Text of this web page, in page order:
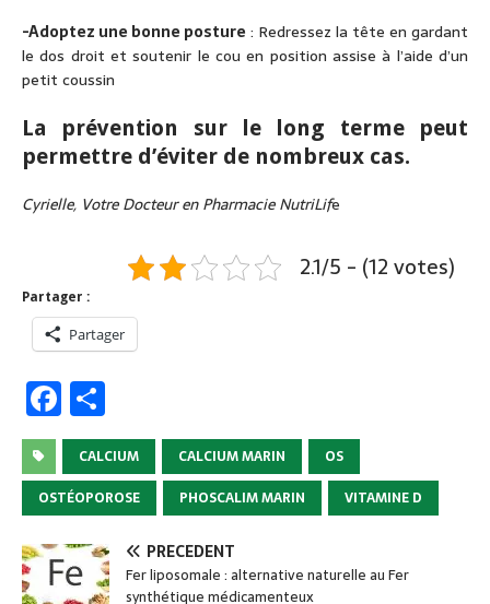
-Adoptez une bonne posture : Redressez la tête en gardant
le dos droit et soutenir le cou en position assise à l’aide d’un
petit coussin
La prévention sur le long terme peut
permettre d’éviter de nombreux cas.
Cyrielle, Votre Docteur en Pharmacie NutriLife
2.1/5 - (12 votes)
Partager :
Partager
F
a
c
e
b
o
ar
ta
g
er
CALCIUM CALCIUM MARIN
OS
OSTÉOPOROSE
PHOSCALIM MARIN VITAMINE D
PRÉCÉDENT
Fer liposomale : alternative naturelle au Fer
synthétique médicamenteux